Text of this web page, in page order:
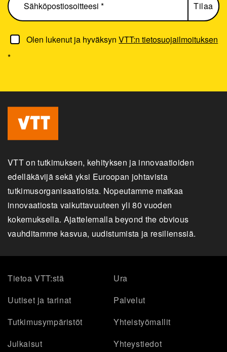
Olen lukenut ja hyväksynVTT:n tietosuojailmoituksen
*
VTT on tutkimuksen, kehityksen ja innovaatioiden
edelläkävijä sekä yksi Euroopan johtavista
tutkimusorganisaatioista. Nopeutamme matkaa
innovaatiosta vaikuttavuuteen yli 80 vuoden
kokemuksella. Ajattelemalla beyond the obvious
vauhditamme kasvua, uudistumista ja resilienssiä.
Tietoa VTT:stä
Ura
Uutiset ja tarinat
Palvelut
Tutkimusympäristöt
Yhteistyömallit
Julkaisut
Yhteystiedot